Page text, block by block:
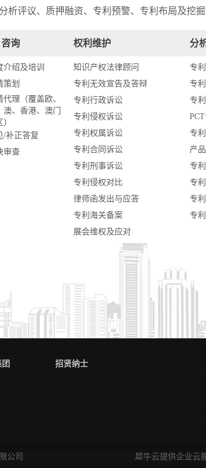
析评议、质押融资、专利预警、专利布局及挖掘
询 权利维护 分
绍及培训
策划
代理（覆盖欧、
、香港、澳门
/补正答复
审查
知识产权法律顾问
专利无效宣告及答辩
专利行政诉讼
专利侵权诉讼
专利权属诉讼
专利合同诉讼
专利刑事诉讼
专利侵权对比
律师函发出与应答
专利海关备案
展会维权及应对
专
专
专
专
产
专
专
专
专
招贤纳士
公司 犀牛云提供企业云